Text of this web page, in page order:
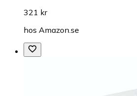
321 kr
hos Amazon.se